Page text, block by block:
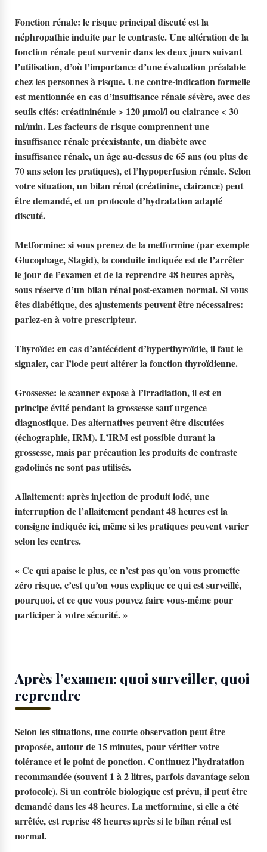
Fonction rénale: le risque principal discuté est la
néphropathie induite par le contraste. Une altération de la
fonction rénale peut survenir dans lesdeux jourssuivant
l’utilisation, d’où l’importance d’une évaluation préalable
chez les personnes à risque. Une contre-indication formelle
est mentionnée en cas d’insuffisance rénale sévère, avec des
seuils cités: créatininémie > 120 µmol/louclairance < 30
ml/min. Les facteurs de risque comprennent une
insuffisance rénale préexistante, un diabète avec
insuffisance rénale, un âge au-dessus de65 ans(ou plus de
70 ansselon les pratiques), et l’hypoperfusion rénale. Selon
votre situation, un bilan rénal (créatinine, clairance) peut
être demandé, et un protocole d’hydratation adapté
discuté.
Metformine: si vous prenez de la metformine (par exemple
Glucophage, Stagid), la conduite indiquée est de l’arrêter
le jour de l’examenet de la reprendre48 heuresaprès,
sous réserve d’un bilan rénal post-examen normal. Si vous
êtes diabétique, des ajustements peuvent être nécessaires:
parlez-en à votre prescripteur.
Thyroïde: en cas d’antécédent d’hyperthyroïdie, il faut le
signaler, car l’iode peut altérer la fonction thyroïdienne.
Grossesse: le scanner expose à l’irradiation, il est en
principe évité pendant la grossesse sauf urgence
diagnostique. Des alternatives peuvent être discutées
(échographie, IRM). L’IRM est possible durant la
grossesse, mais par précaution les produits de contraste
gadolinés ne sont pas utilisés.
Allaitement: après injection de produit iodé, une
interruption de l’allaitement pendant48 heuresest la
consigne indiquée ici, même si les pratiques peuvent varier
selon les centres.
« Ce qui apaise le plus, ce n’est pas qu’on vous promette
zéro risque, c’est qu’on vous explique ce qui est surveillé,
pourquoi, et ce que vous pouvez faire vous-même pour
participer à votre sécurité. »
Après l’examen: quoi surveiller, quoi
reprendre
Selon les situations, une courte observation peut être
proposée, autour de 15 minutes, pour vérifier votre
tolérance et le point de ponction. Continuez l’hydratation
recommandée (souvent 1 à 2 litres, parfois davantage selon
protocole). Si un contrôle biologique est prévu, il peut être
demandé dans les48 heures. La metformine, si elle a été
arrêtée, est reprise48 heuresaprès si le bilan rénal est
normal.